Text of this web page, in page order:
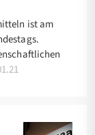
ist am